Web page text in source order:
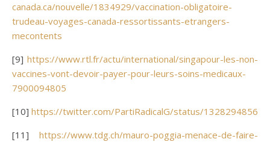
canada.ca/nouvelle/1834929/vaccination-obligatoire-
trudeau-voyages-canada-ressortissants-etrangers-
mecontents
[9] https://www.rtl.fr/actu/international/singapour-les-non-
vaccines-vont-devoir-payer-pour-leurs-soins-medicaux-
7900094805
[10] https://twitter.com/PartiRadicalG/status/
[11] https://www.tdg.ch/mauro-poggia-menace-de-faire-